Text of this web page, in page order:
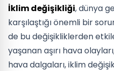
İklim değişikliği, dünya
karşılaştığı önemli bir
de bu değişikliklerden
yaşanan aşırı hava
hava dalgaları, iklim